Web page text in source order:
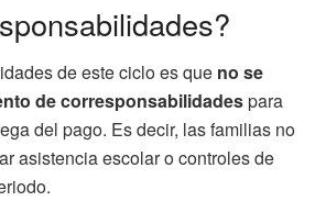
de este ciclo es que no se
de corresponsabilidadespara
del pago. Es decir, las familias no
asistencia escolar o controles de